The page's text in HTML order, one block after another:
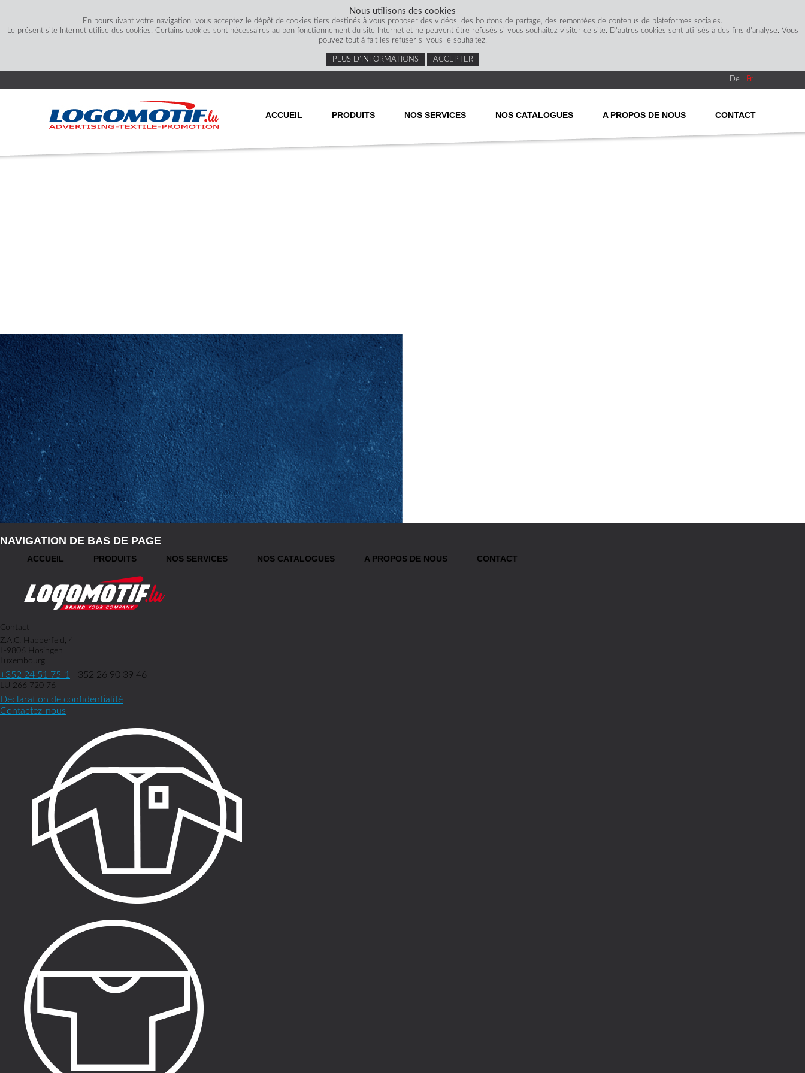
Nous utilisons des cookies
En poursuivant votre navigation, vous acceptez le dépôt de cookies tiers destinés à vous proposer des vidéos, des boutons de partage, des remontées de contenus de plateformes sociales.
Le présent site Internet utilise des cookies. Certains cookies sont nécessaires au bon fonctionnement du site Internet et ne peuvent être refusés si vous souhaitez visiter ce site. D'autres cookies sont utilisés à des fins d'analyse. Vous
pouvez tout à fait les refuser si vous le souhaitez.
PLUS D’INFORMATIONS ACCEPTER
De Fr
ACCUEIL PRODUITS NOS SERVICES NOS CATALOGUES A PROPOS DE NOUS CONTACT
NAVIGATION DE BAS DE PAGE
ACCUEIL PRODUITS NOS SERVICES NOS CATALOGUES A PROPOS DE NOUS CONTACT
Contact
Z.A.C. Happerfeld, 4
L-9806 Hosingen
Luxembourg
+352 24 51 75-1 +352 26 90 39 46
LU 266 720 76
Déclaration de confidentialité
Contactez-nous